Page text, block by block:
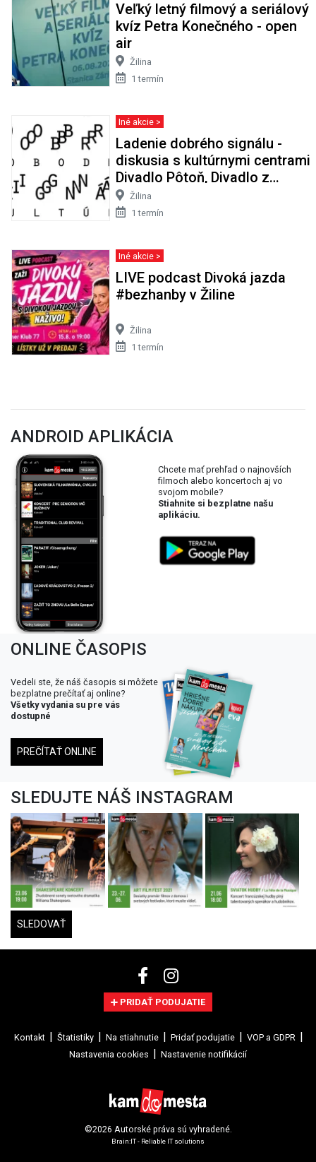
Veľký letný filmový a seriálový
kvíz Petra Konečného - open
air
Žilina
1 termín
Iné akcie >
Ladenie dobrého signálu -
diskusia s kultúrnymi centrami
Divadlo Pôtoň, Divadlo z
Pasáže, Wave a Bašta
Žilina
1 termín
Iné akcie >
LIVE podcast Divoká jazda
#bezhanby v Žiline
Žilina
1 termín
ANDROID APLIKÁCIA
Chcete mať prehľad o najnovších
filmoch alebo koncertoch aj vo
svojom mobile?
Stiahnite si bezplatne našu
aplikáciu.
ONLINE ČASOPIS
Vedeli ste, že náš časopis si môžete
bezplatne prečítať aj online?
Všetky vydania su pre vás
dostupné
PREČÍTAŤ ONLINE
SLEDUJTE NÁŠ INSTAGRAM
SLEDOVAŤ
PRIDAŤ PODUJATIE
Kontakt Štatistiky Na stiahnutie Pridať podujatie
VOP a GDPR
Nastavenia cookies
Nastavenie notifikácií
©2026 Autorské práva sú vyhradené.
Brain:IT - Reliable IT solutions